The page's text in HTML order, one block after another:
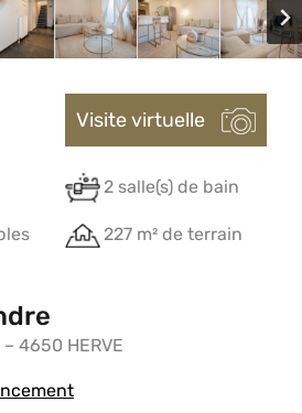
Visite virtuelle
2 salle(s) de bain
227 m² de terrain
4650 HERVE